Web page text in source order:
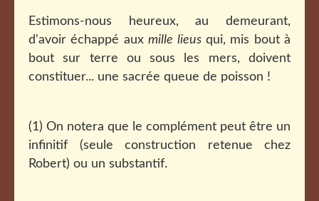
Estimons-nous heureux, au demeurant,
d'avoir échappé auxmille lieusqui, mis bout à
bout sur terre ou sous les mers, doivent
constituer... une sacrée queue de poisson !
(1) On notera que le complément peut être un
infinitif (seule construction retenue chez
Robert) ou un substantif.